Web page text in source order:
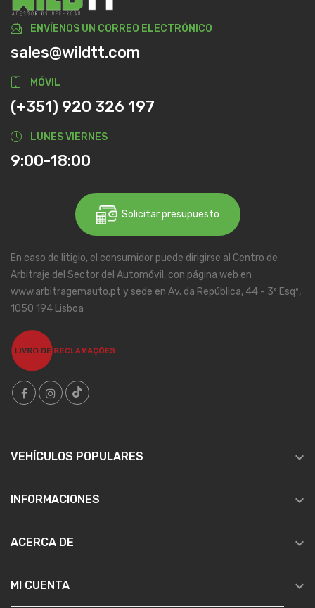
ENVÍENOS UN CORREO ELECTRÓNICO
sales@wildtt.com
MÓVIL
(+351) 920 326 197
LUNES VIERNES
9:00-18:00
Solicitar presupuesto
En caso de litigio, el consumidor puede dirigirse al Centro de
Arbitraje del Sector del Automóvil, con página web en
www.arbitragemauto.pt y sede en Av. da República, 44 - 3º Esqº,
1050 194 Lisboa
VEHÍCULOS POPULARES 
INFORMACIONES 
ACERCA DE 
MI CUENTA 